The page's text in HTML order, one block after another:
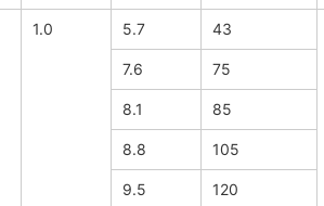
1.0 5.7 43
7.6 75
8.1 85
8.8 105
9.5 120